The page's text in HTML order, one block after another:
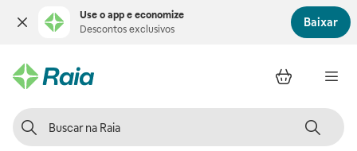
Use o app e economize
Descontos exclusivos
Baixar